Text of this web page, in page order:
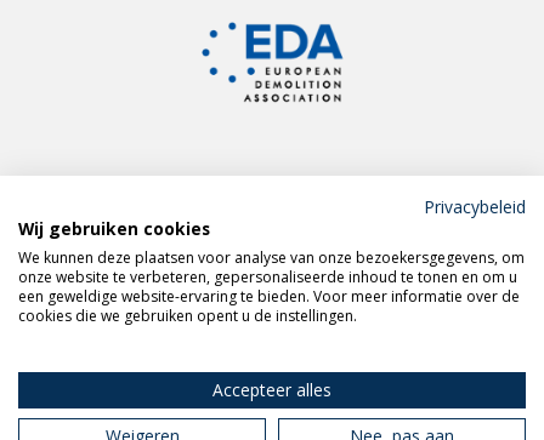
Meld je aan voor de
VERAS nieuwsbrief
Volg VERAS op
Privacybeleid
Wij gebruiken cookies
We kunnen deze plaatsen voor analyse van onze bezoekersgegevens, om
onze website te verbeteren, gepersonaliseerde inhoud te tonen en om u
een geweldige website-ervaring te bieden. Voor meer informatie over de
cookies die we gebruiken opent u de instellingen.
Accepteer alles